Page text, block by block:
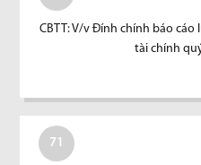
CBTT: V/v Đính chính báo
tài chính
71